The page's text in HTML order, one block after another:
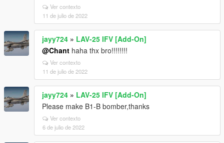
Ver contexto
11 de julio de 2022
jayy724 » LAV-25 IFV [Add-On]
@Chant haha thx bro!!!!!!!!
Ver contexto
11 de julio de 2022
jayy724 » LAV-25 IFV [Add-On]
Please make B1-B bomber,thanks
Ver contexto
6 de julio de 2022